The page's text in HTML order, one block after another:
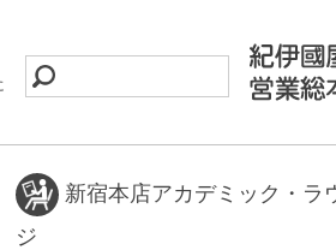
新宿本店アカデミック・ラ
ジ